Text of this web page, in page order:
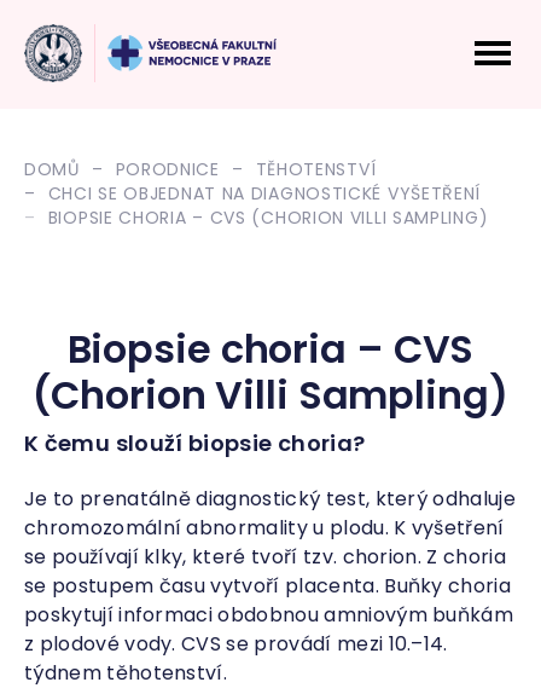
DOMŮ PORODNICE
TĚHOTENSTVÍ
CHCI SE OBJEDNAT NA DIAGNOSTICKÉ VYŠETŘENÍ
BIOPSIE CHORIA – CVS (CHORION VILLI SAMPLING)
Biopsie choria – CVS
(Chorion Villi Sampling)
K čemu slouží biopsie choria?
Je to prenatálně diagnostický test, který odhaluje
chromozomální abnormality u plodu. K vyšetření
se používají klky, které tvoří tzv. chorion. Z choria
se postupem času vytvoří placenta. Buňky choria
poskytují informaci obdobnou amniovým buňkám
z plodové vody. CVS se provádí mezi 10.–14.
týdnem těhotenství.